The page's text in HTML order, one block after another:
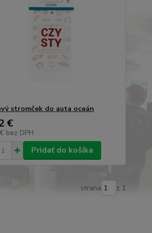
stromček do auta oceán
€
bez DPH
Pridať do košíka
strana z 1